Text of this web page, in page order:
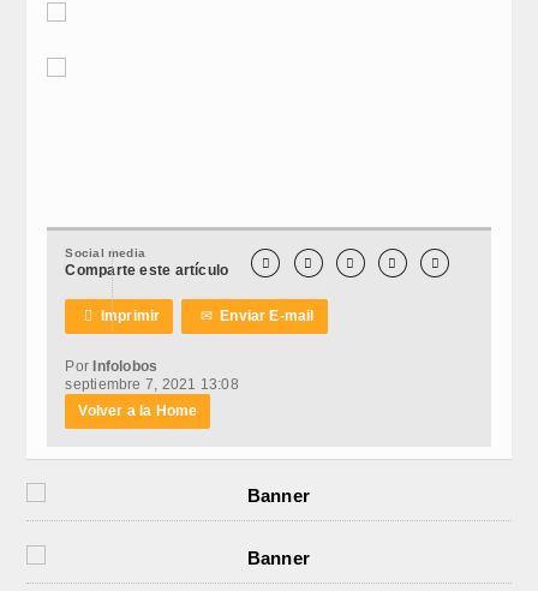
Social media
Comparte este artículo     
 Imprimir ✉Enviar E-mail
Por Infolobos
septiembre 7, 2021 13:08
Volver a la Home